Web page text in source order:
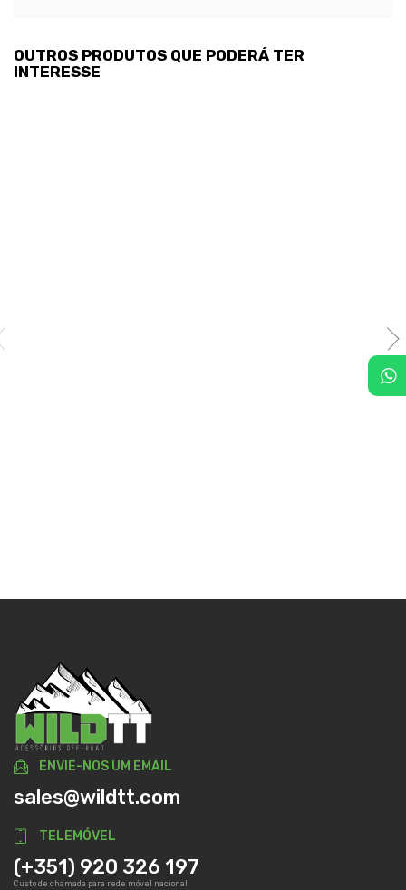
OUTROS PRODUTOS QUE PODERÁ TER
INTERESSE
ENVIE-NOS UM EMAIL
sales@wildtt.com
TELEMÓVEL
(+351) 920 326 197
Custo de chamada para rede móvel nacional